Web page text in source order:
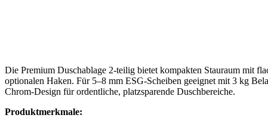
Die Premium Duschablage 2-teilig bietet kompakten Stauraum mit
optionalen Haken. Für 5–8 mm ESG-Scheiben geeignet mit 3 kg
Chrom-Design für ordentliche, platzsparende Duschbereiche.
Produktmerkmale: